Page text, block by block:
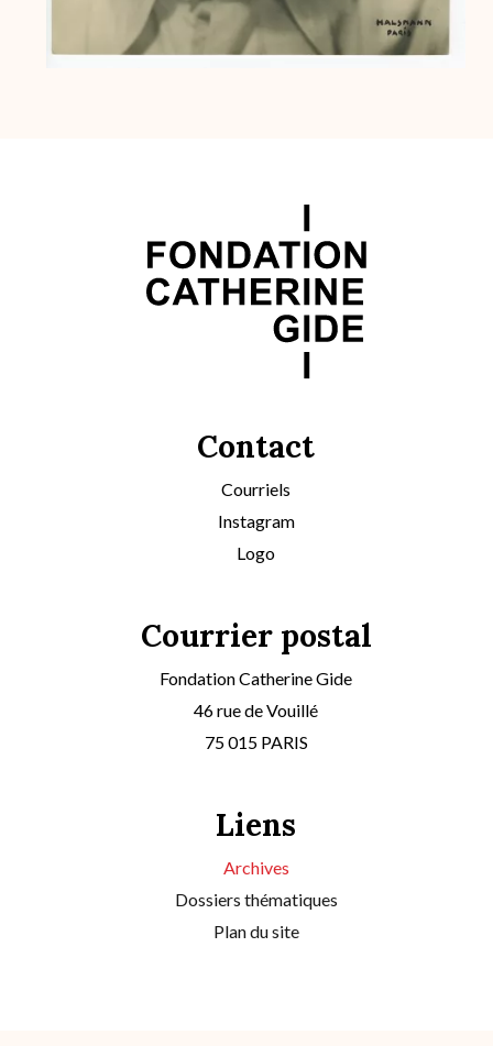
Contact
Courriels
Instagram
Logo
Courrier postal
Fondation Catherine Gide
46 rue de Vouillé
75 015 PARIS
Liens
Archives
Dossiers thématiques
Plan du site